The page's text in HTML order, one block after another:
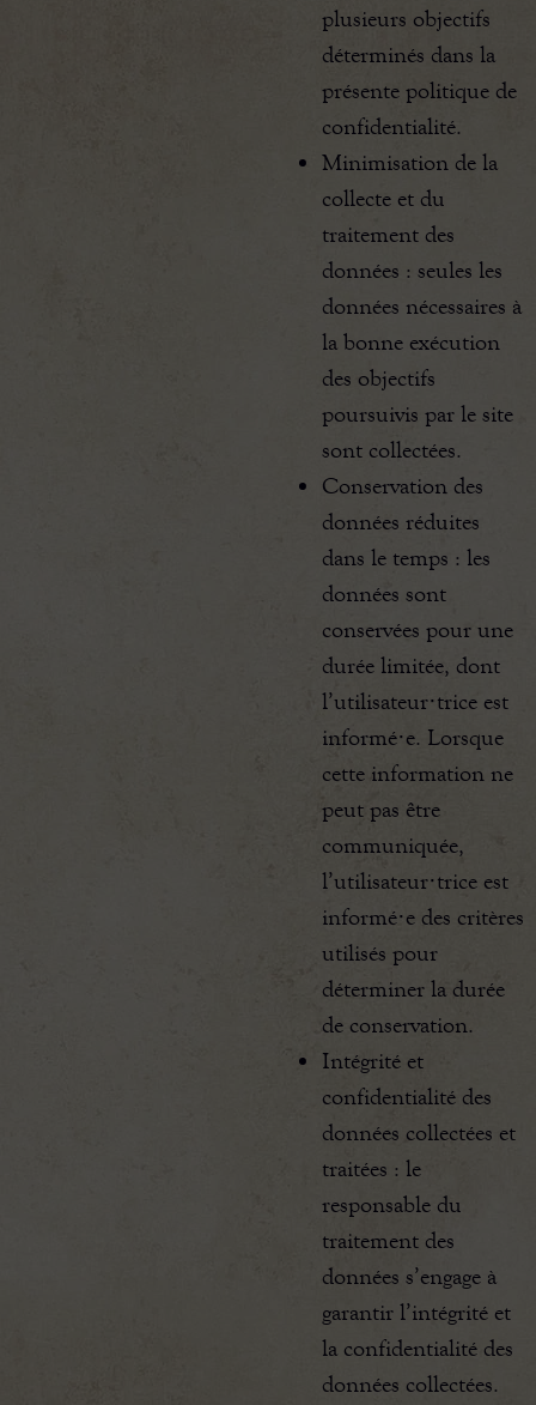
plusieurs objectifs
déterminés dans la
présente politique de
confidentialité.
Minimisation de la
collecte et du
traitement des
données : seules les
données nécessaires à
la bonne exécution
des objectifs
poursuivis par le site
sont collectées.
Conservation des
données réduites
dans le temps : les
données sont
conservées pour une
durée limitée, dont
l’utilisateur·trice est
informé·e. Lorsque
cette information ne
peut pas être
communiquée,
l’utilisateur·trice est
informé·e des critères
utilisés pour
déterminer la durée
de conservation.
Intégrité et
confidentialité des
données collectées et
traitées : le
responsable du
traitement des
données s’engage à
garantir l’intégrité et
la confidentialité des
données collectées.